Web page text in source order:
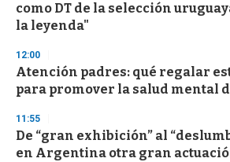
como DT de la selección
la leyenda"
12:00
Atención padres: qué regalar
para promover la salud mental
11:55
De “gran exhibición” al
en Argentina otra gran